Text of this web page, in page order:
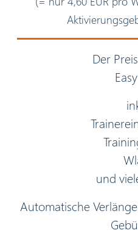
Der
und
Automatische